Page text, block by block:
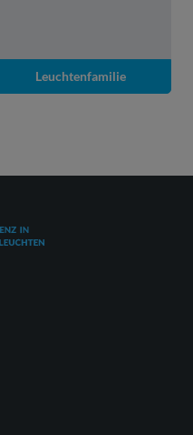
Leuchtenfamilie